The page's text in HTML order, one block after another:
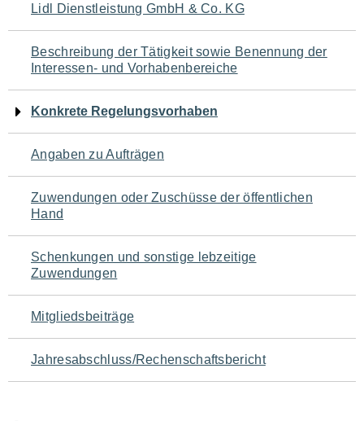
für
den
Seiteninhalt
Lidl Dienstleistung GmbH & Co. KG
Beschreibung der Tätigkeit sowie Benennung der
Interessen- und Vorhabenbereiche
Konkrete Regelungsvorhaben
Angaben zu Aufträgen
Zuwendungen oder Zuschüsse der öffentlichen
Hand
Schenkungen und sonstige lebzeitige
Zuwendungen
Mitgliedsbeiträge
Jahresabschluss/Rechenschaftsbericht